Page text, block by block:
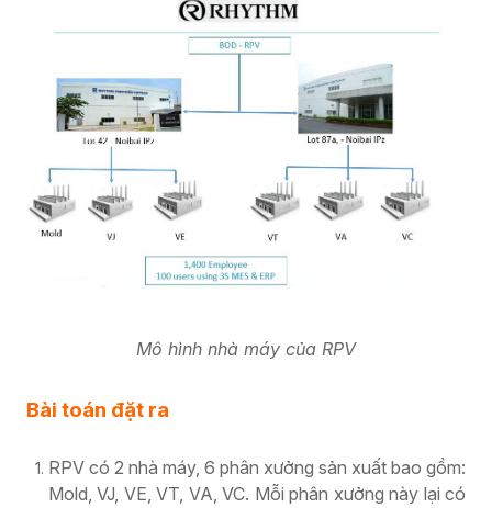
Mô hình nhà máy của RPV
Bài toán đặt ra
RPV có 2 nhà máy, 6 phân xưởng sản xuất bao gồm:
Mold, VJ, VE, VT, VA, VC. Mỗi phân xưởng này lại có